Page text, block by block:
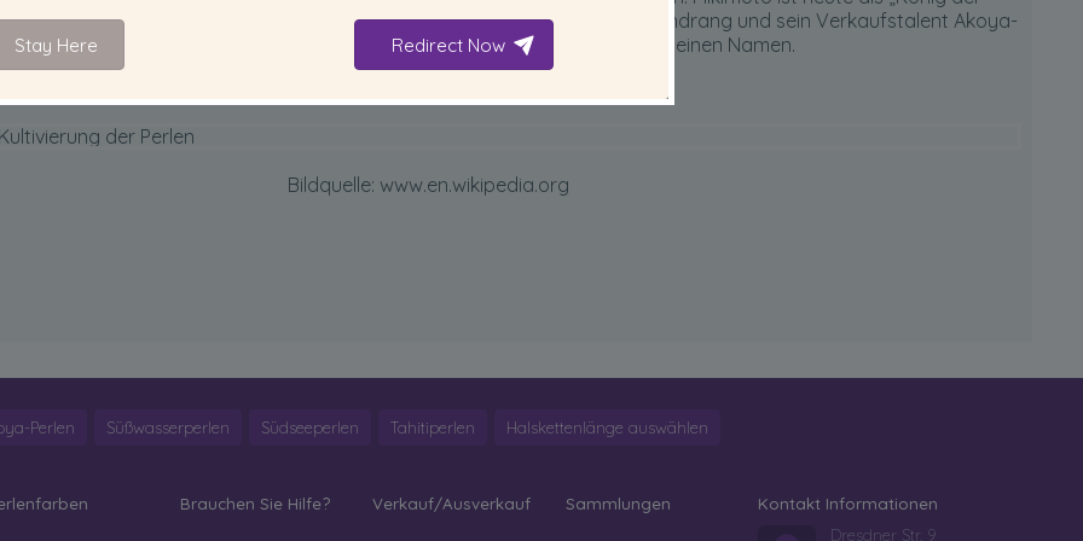
seinem Einfallsreichtum haben seine bemerkenswerte Vision, sein Tatendrang und sein Verkaufstalent Akoya-
führenden Schmuckstücke gemacht. Sein Unternehmen trägt noch heute seinen Namen.
Bildquelle: www.en.wikipedia.org
Perlen Süßwasserperlen Südseeperlen Tahitiperlen Halskettenlänge auswählen
Brauchen Sie Hilfe? Verkauf/Ausverkauf Sammlungen
Kontakt Informationen
Dresdner Str. 9
Stay Here Redirect Now